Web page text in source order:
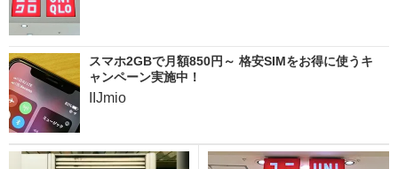
スマホ2GBで月額850円～ 格安SIMをお得に使うキ
ャンペーン実施中！
IIJmio